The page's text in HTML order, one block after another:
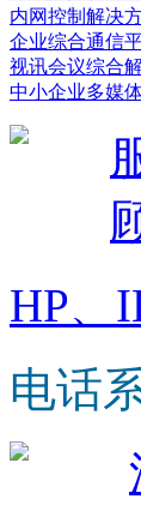
内网控制解决
企业综合通信
视讯会议综合
中小企业多媒
HP、
电话